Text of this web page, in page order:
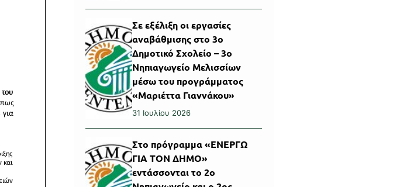
Σε εξέλιξη οι εργασίες
αναβάθμισης στο 3ο
Δημοτικό Σχολείο – 3ο
Νηπιαγωγείο Μελισσίων
μέσω του προγράμματος
«Μαριέττα Γιαννάκου»
31 Ιουλίου 2026
Στο πρόγραμμα «ΕΝΕΡΓΩ
ΓΙΑ ΤΟΝ ΔΗΜΟ»
εντάσσονται το 2ο